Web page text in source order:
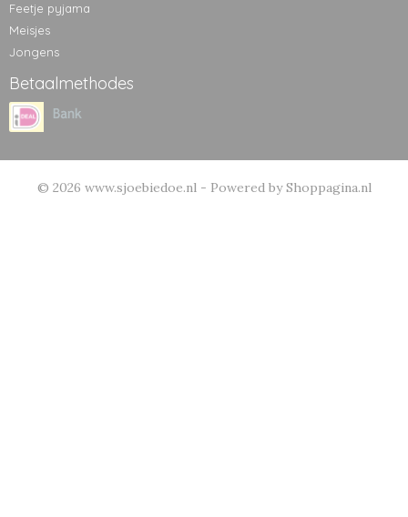
Feetje pyjama
Meisjes
Jongens
Betaalmethodes
© 2026 www.sjoebiedoe.nl - Powered by Shoppagina.nl